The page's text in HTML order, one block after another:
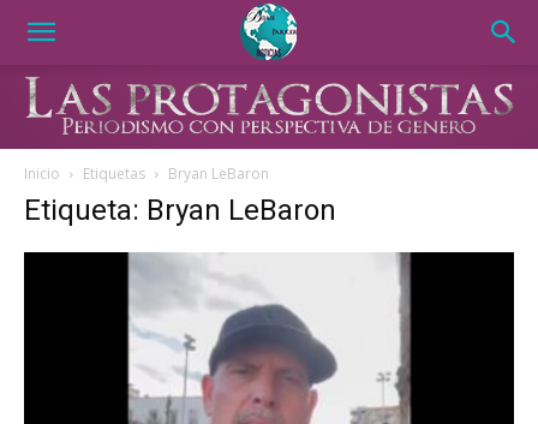
Inicio Etiquetas Bryan LeBaron
Etiqueta: Bryan LeBaron